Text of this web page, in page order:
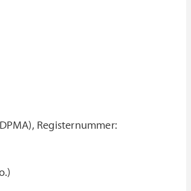
Registernummer: